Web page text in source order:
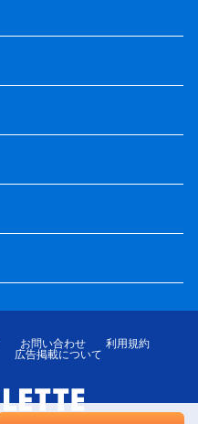
お問い合わせ
利用規約
広告掲載について